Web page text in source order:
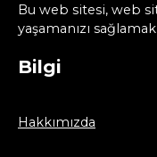
Bu web sitesi, web
yaşamanızı
Bilgi
Hakkımızda